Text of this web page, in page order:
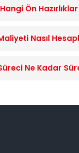
Ön
Nasıl
Ne Kadar